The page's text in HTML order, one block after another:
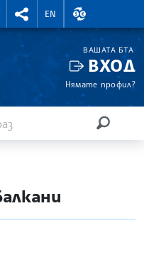
RIGHTMENU.SOCIAL
EN
ВАЛУТНИ
ВАШАТА БТА
ВХОД
Нямате профил?